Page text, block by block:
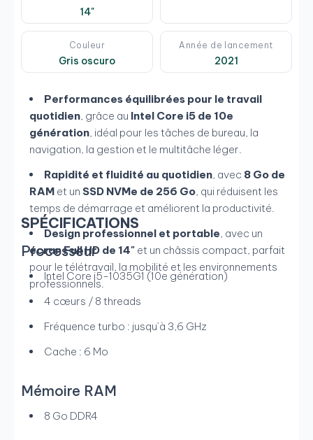
14"
Couleur
Gris oscuro
Année de lancement
2021
Performances équilibrées pour le travail
quotidien , grâce au Intel Core i5 de 10e
génération , idéal pour les tâches de bureau, la
navigation, la gestion et le multitâche léger.
Rapidité et fluidité au quotidien , avec 8 Go de
RAM et un SSD NVMe de 256 Go , qui réduisent les
temps de démarrage et améliorent la productivité.
Design professionnel et portable , avec un
écran Full HD de 14" et un châssis compact, parfait
pour le télétravail, la mobilité et les environnements
professionnels.
SPÉCIFICATIONS
Processeur
Intel Core i5-1035G1 (10e génération)
4 cœurs / 8 threads
Fréquence turbo : jusqu’à 3,6 GHz
Cache : 6 Mo
Mémoire RAM
8 Go DDR4